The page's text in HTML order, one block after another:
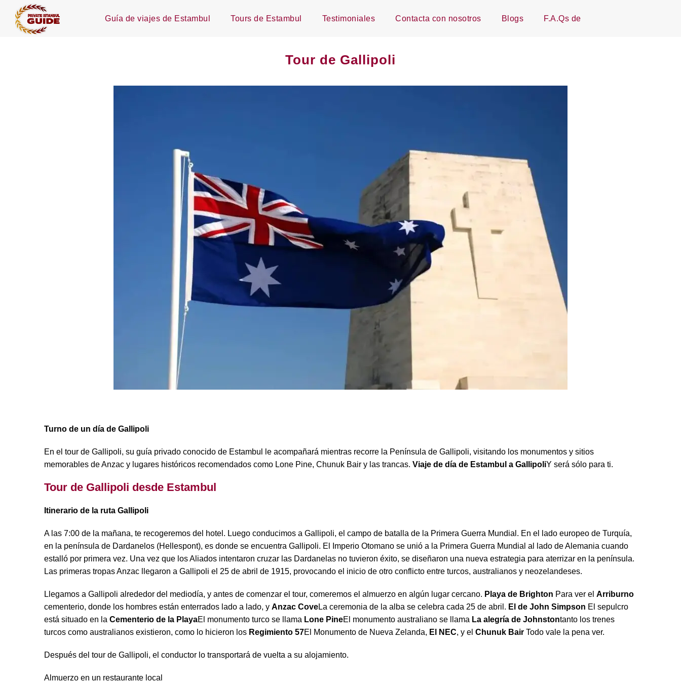
Guía de viajes de Estambul Tours de Estambul Testimoniales Contacta con nosotros Blogs F.A.Qs de
Tour de Gallipoli
Turno de un día de Gallipoli
En el tour de Gallipoli, su guía privado conocido de Estambul le acompañará mientras recorre la Península de Gallipoli, visitando los monumentos y sitios
memorables de Anzac y lugares históricos recomendados como Lone Pine, Chunuk Bair y las trancas. Viaje de día de Estambul a GallipoliY será sólo para ti.
Tour de Gallipoli desde Estambul
Itinerario de la ruta Gallipoli
A las 7:00 de la mañana, te recogeremos del hotel. Luego conducimos a Gallipoli, el campo de batalla de la Primera Guerra Mundial. En el lado europeo de Turquía,
en la península de Dardanelos (Hellespont), es donde se encuentra Gallipoli. El Imperio Otomano se unió a la Primera Guerra Mundial al lado de Alemania cuando
estalló por primera vez. Una vez que los Aliados intentaron cruzar las Dardanelas no tuvieron éxito, se diseñaron una nueva estrategia para aterrizar en la península.
Las primeras tropas Anzac llegaron a Gallipoli el 25 de abril de 1915, provocando el inicio de otro conflicto entre turcos, australianos y neozelandeses.
Llegamos a Gallipoli alrededor del mediodía, y antes de comenzar el tour, comeremos el almuerzo en algún lugar cercano. Playa de Brighton Para ver el Arriburno
cementerio, donde los hombres están enterrados lado a lado, y Anzac CoveLa ceremonia de la alba se celebra cada 25 de abril. El de John Simpson El sepulcro
está situado en la Cementerio de la PlayaEl monumento turco se llama Lone PineEl monumento australiano se llama La alegría de Johnstontanto los trenes
turcos como australianos existieron, como lo hicieron los Regimiento 57El Monumento de Nueva Zelanda, El NEC, y el Chunuk Bair Todo vale la pena ver.
Después del tour de Gallipoli, el conductor lo transportará de vuelta a su alojamiento.
Almuerzo en un restaurante local